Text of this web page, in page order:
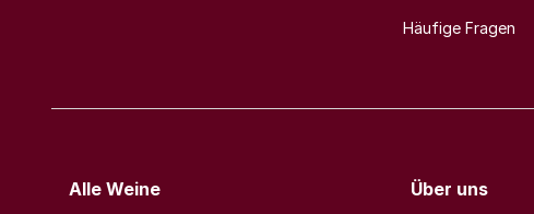
Häufige Fragen
Alle Weine Über uns